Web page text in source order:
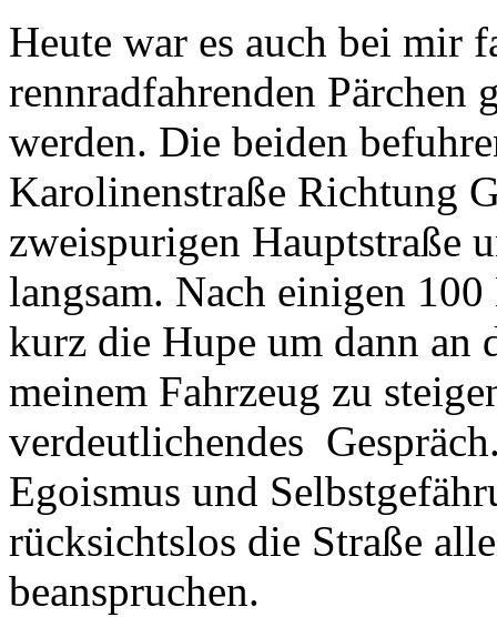
Heute war es auch bei mir
rennradfahrenden Pärchen
werden. Die beiden
Karolinenstraße Richtung
zweispurigen Hauptstraße
langsam. Nach einigen
kurz die Hupe um dann an
meinem Fahrzeug zu
verdeutlichendes
Egoismus und
rücksichtslos die Straße
beanspruchen.